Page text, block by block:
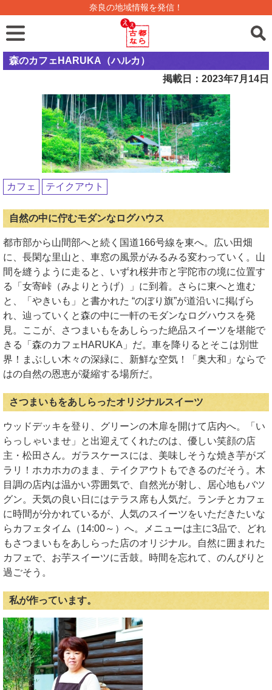
奈良の地域情報を発信！
森のカフェHARUKA（ハルカ）
掲載日：2023年7月14日
カフェ テイクアウト
自然の中に佇むモダンなログハウス
都市部から山間部へと続く国道166号線を東へ。広い田畑
に、長閑な里山と、車窓の風景がみるみる変わっていく。山
間を縫うように走ると、いずれ桜井市と宇陀市の境に位置す
る「女寄峠（みよりとうげ）」に到着。さらに東へと進む
と、「やきいも」と書かれた “のぼり旗”が道沿いに掲げら
れ、辿っていくと森の中に一軒のモダンなログハウスを発
見。ここが、さつまいもをあしらった絶品スイーツを堪能で
きる「森のカフェHARUKA」だ。車を降りるとそこは別世
界！まぶしい木々の深緑に、新鮮な空気！「奥大和」ならで
はの自然の恩恵が凝縮する場所だ。
さつまいもをあしらったオリジナルスイーツ
ウッドデッキを登り、グリーンの木扉を開けて店内へ。「い
らっしゃいませ」と出迎えてくれたのは、優しい笑顔の店
主・松田さん。ガラスケースには、美味しそうな焼き芋がズ
ラリ！ホカホカのまま、テイクアウトもできるのだそう。木
目調の店内は温かい雰囲気で、自然光が射し、居心地もバツ
グン。天気の良い日にはテラス席も人気だ。ランチとカフェ
に時間が分かれているが、人気のスイーツをいただきたいな
らカフェタイム（14:00～）へ。メニューは主に3品で、どれ
もさつまいもをあしらった店のオリジナル。自然に囲まれた
カフェで、お芋スイーツに舌鼓。時間を忘れて、のんびりと
過ごそう。
私が作っています。